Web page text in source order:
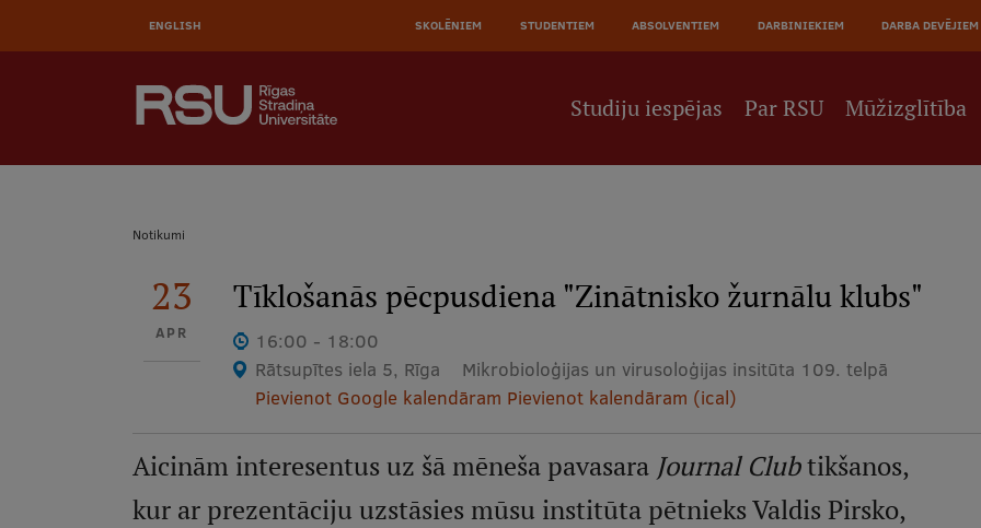
ENGLISH AUGŠĒJĀ
IZVĒLNE
SKOLĒNIEM STUDENTIEM ABSOLVENTIEM DARBINIEKIEM DARBA DEVĒJIEM
Studiju iespējas Par RSU Mūžizglītība
Atpakaļceļš
Notikumi
23
APR
Tīklošanās pēcpusdiena "Zinātnisko žurnālu klubs"
16:00 - 18:00
Rātsupītes iela 5, Rīga
Mikrobioloģijas un virusoloģijas insitūta 109. telpā
Pievienot Google kalendāram Pievienot kalendāram (ical)
Aicinām interesentus uz šā mēneša pavasara Journal Clubtikšanos,
kur ar prezentāciju uzstāsies mūsu institūta pētnieks Valdis Pirsko,